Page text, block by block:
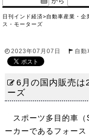
日刊インド経済>自動車産業・企
ス・モーターズ
2023年07月07日 自動
6月の国内販売は
ーズ
スポーツ多目的車（
ーカーであるフォース